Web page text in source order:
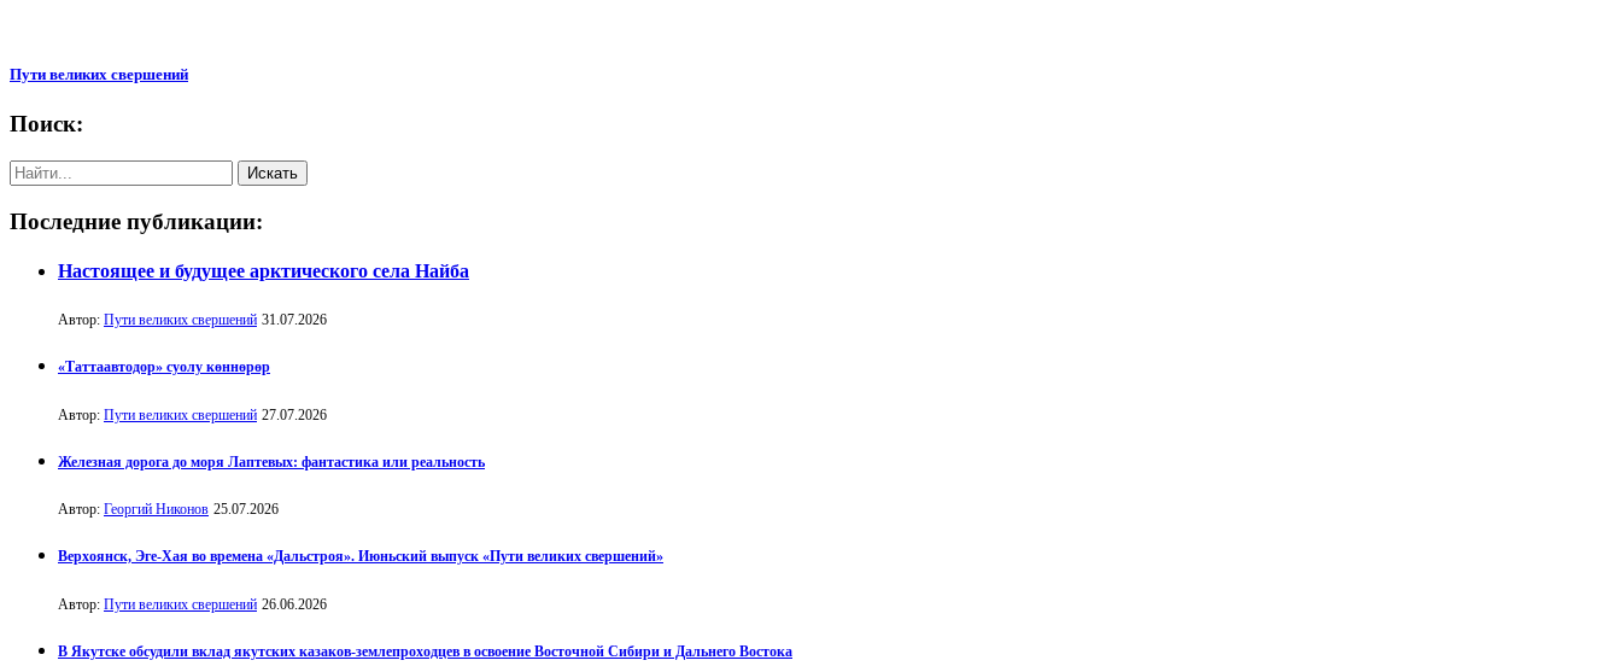
Пути великих свершений
Поиск:
Последние публикации:
Настоящее и будущее арктического села Найба
Автор: Пути великих свершений 31.07.2026
«Таттаавтодор» суолу көннөрөр
Автор: Пути великих свершений 27.07.2026
Железная дорога до моря Лаптевых: фантастика или реальность
Автор: Георгий Никонов 25.07.2026
Верхоянск, Эге-Хая во времена «Дальстроя». Июньский выпуск «Пути великих свершений»
Автор: Пути великих свершений 26.06.2026
В Якутске обсудили вклад якутских казаков-землепроходцев в освоение Восточной Сибири и Дальнего Востока